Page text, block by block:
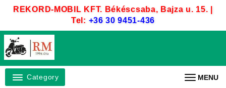
REKORD-MOBIL KFT. Békéscsaba, Bajza u. 15. |
Tel: +36 30 9451-436
Category MENU